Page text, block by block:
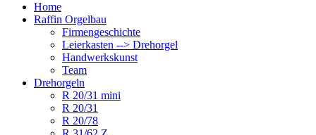
Home
Raffin Orgelbau
Firmengeschichte
Leierkasten --> Drehorgel
Handwerkskunst
Team
Drehorgeln
R 20/31 mini
R 20/31
R 20/78